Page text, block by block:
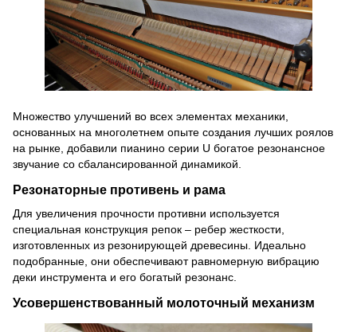
Множество улучшений во всех элементах механики,
основанных на многолетнем опыте создания лучших роялов
на рынке, добавили пианино серии U богатое резонансное
звучание со сбалансированной динамикой.
Резонаторные противень и рама
Для увеличения прочности противни используется
специальная конструкция репок – ребер жесткости,
изготовленных из резонирующей древесины. Идеально
подобранные, они обеспечивают равномерную вибрацию
деки инструмента и его богатый резонанс.
Усовершенствованный молоточный механизм